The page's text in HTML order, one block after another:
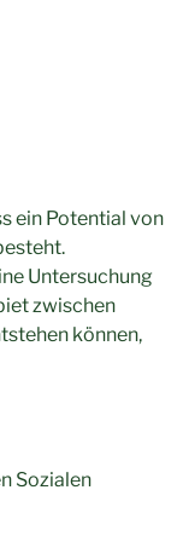
ein Potential von
Untersuchung
zwischen
können,
Sozialen